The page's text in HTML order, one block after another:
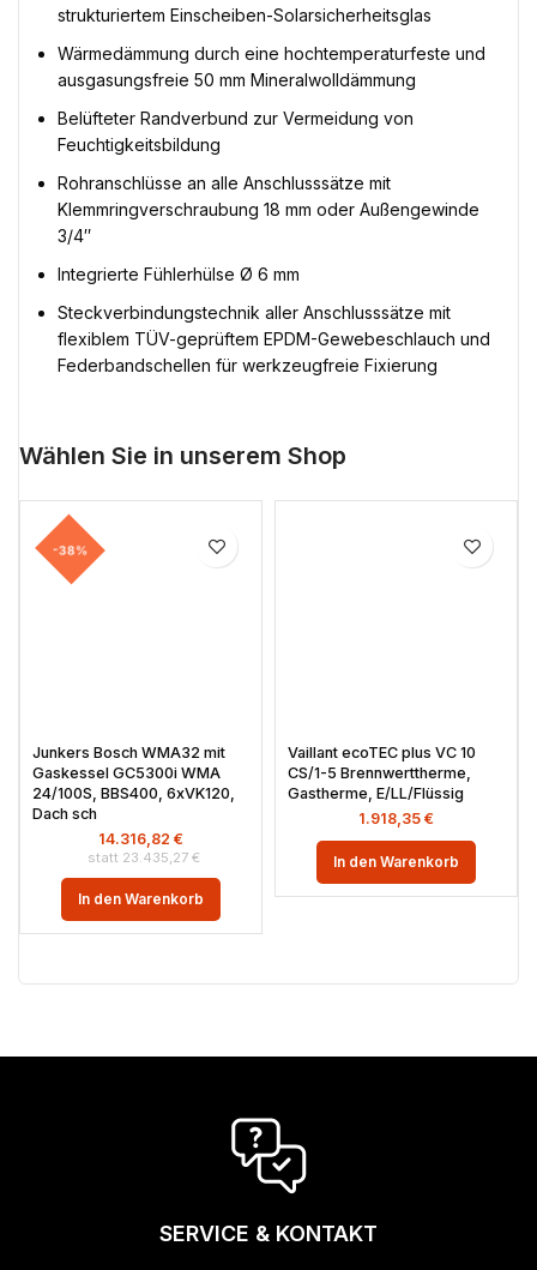
strukturiertem Einscheiben-Solarsicherheitsglas
Wärmedämmung durch eine hochtemperaturfeste und
ausgasungsfreie 50 mm Mineralwolldämmung
Belüfteter Randverbund zur Vermeidung von
Feuchtigkeitsbildung
Rohranschlüsse an alle Anschlusssätze mit
Klemmringverschraubung 18 mm oder Außengewinde
3/4″
Integrierte Fühlerhülse Ø 6 mm
Steckverbindungstechnik aller Anschlusssätze mit
flexiblem TÜV-geprüftem EPDM-Gewebeschlauch und
Federbandschellen für werkzeugfreie Fixierung
Wählen Sie in unserem Shop
-38%
Junkers Bosch WMA32 mit
Gaskessel GC5300i WMA
24/100S, BBS400, 6xVK120,
Dach sch
23.435,27 €
14.316,82 €
In den Warenkorb
Vaillant ecoTEC plus VC 10
CS/1-5 Brennwerttherme,
Gastherme, E/LL/Flüssig
1.918,35 €
In den Warenkorb
SERVICE & KONTAKT